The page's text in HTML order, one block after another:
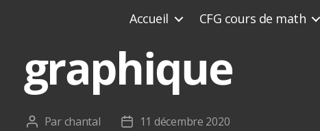
Accueil CFG cours de math
graphique
Auteur
Parchantal
Date11 décembre 2020